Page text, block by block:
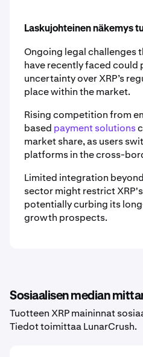
Laskujohteinen näkemys
Ongoing legal challenges
have recently faced could
uncertainty over XRP’s
place within the market.
Rising competition from
based payment solutions
market share, as users
platforms in the cross-
Limited integration
sector might restrict
potentially curbing its
growth prospects.
Sosiaalisen median
Tuotteen XRP maininnat
Tiedot toimittaa LunarCrush.